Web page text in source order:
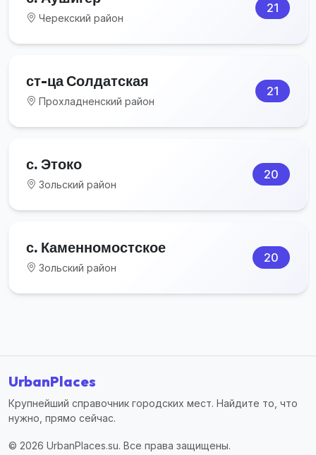
Черекский район
21
ст-ца Солдатская
Прохладненский район
21
с. Этоко
Зольский район
20
с. Каменномостское
Зольский район
20
UrbanPlaces
Крупнейший справочник городских мест. Найдите то, что
нужно, прямо сейчас.
© 2026 UrbanPlaces.su. Все права защищены.